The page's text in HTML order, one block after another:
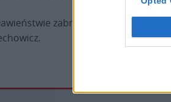
zabrzmiało „Boże coś